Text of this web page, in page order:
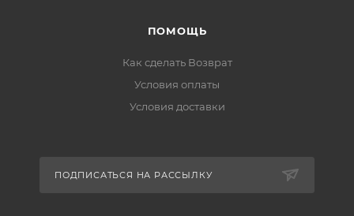
ПОМОЩЬ
Как сделать Возврат
Условия оплаты
Условия доставки
ПОДПИСАТЬСЯ НА РАССЫЛКУ